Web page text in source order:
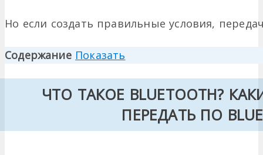
Но если создать правильные условия,
Содержание Показать
ЧТО ТАКОЕ BLUETOOTH?
ПЕРЕДАТЬ ПО